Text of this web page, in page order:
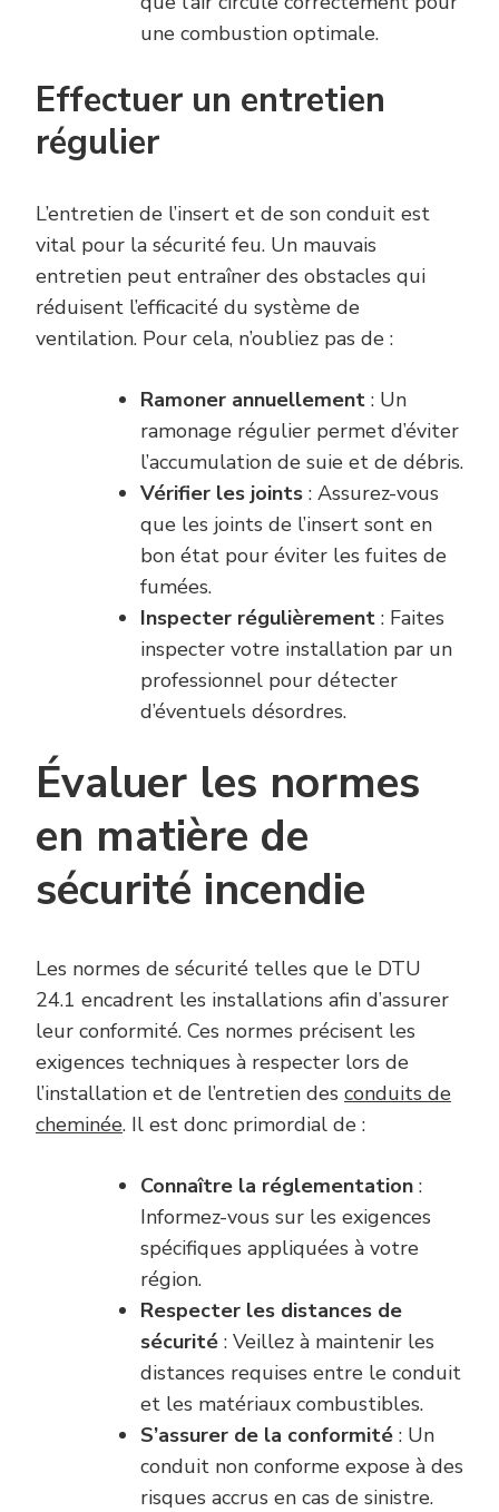
une combustion optimale.
Effectuer un entretien
régulier
L’entretien de l’insert et de son conduit est
vital pour la sécurité feu. Un mauvais
entretien peut entraîner des obstacles qui
réduisent l’efficacité du système de
ventilation. Pour cela, n’oubliez pas de :
Ramoner annuellement : Un
ramonage régulier permet d’éviter
l’accumulation de suie et de débris.
Vérifier les joints : Assurez-vous
que les joints de l’insert sont en
bon état pour éviter les fuites de
fumées.
Inspecter régulièrement : Faites
inspecter votre installation par un
professionnel pour détecter
d’éventuels désordres.
Évaluer les normes
en matière de
sécurité incendie
Les normes de sécurité telles que le DTU
24.1 encadrent les installations afin d’assurer
leur conformité. Ces normes précisent les
exigences techniques à respecter lors de
l’installation et de l’entretien des conduits de
cheminée. Il est donc primordial de :
Connaître la réglementation :
Informez-vous sur les exigences
spécifiques appliquées à votre
région.
Respecter les distances de
sécurité : Veillez à maintenir les
distances requises entre le conduit
et les matériaux combustibles.
S’assurer de la conformité : Un
conduit non conforme expose à des
risques accrus en cas de sinistre.